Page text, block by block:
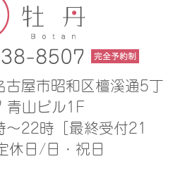
古屋市昭和区檀溪通5丁
青山ビル1F
22時［最終受付21
休日/日・祝日